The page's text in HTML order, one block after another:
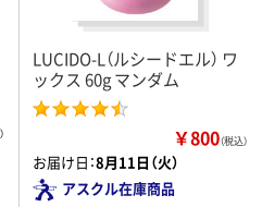
LUCIDO-L（ルシードエル） ワ
ックス 60g マンダム
￥800（税込）
お届け日：8月11日（火）
アスクル在庫商品